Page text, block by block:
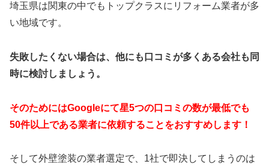
埼玉県は関東の中でもトップクラスにリフォーム業者が多
い地域です。
失敗したくない場合は、他にも口コミが多くある会社も同
時に検討しましょう。
そのためにはGoogleにて星5つの口コミの数が最低でも
50件以上である業者に依頼することをおすすめします！
そして外壁塗装の業者選定で、1社で即決してしまうのは